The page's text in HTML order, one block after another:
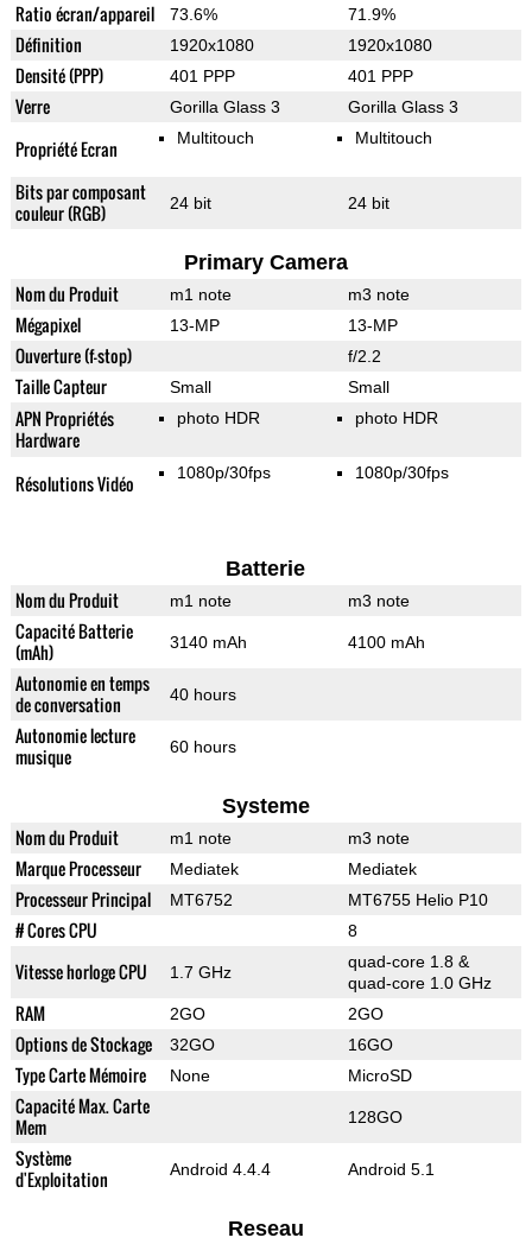
Ratio écran/appareil 73.6% 71.9%
Définition 1920x1080 1920x1080
Densité (PPP) 401 PPP 401 PPP
Verre Gorilla Glass 3 Gorilla Glass 3
Propriété Ecran Multitouch Multitouch
Bits par composant
couleur (RGB)
24 bit 24 bit
Primary Camera
Nom du Produit m1 note m3 note
Mégapixel 13-MP 13-MP
Ouverture (f-stop) f/2.2
Taille Capteur Small Small
APN Propriétés
Hardware
photo HDR photo HDR
Résolutions Vidéo 1080p/30fps 1080p/30fps
Batterie
Nom du Produit m1 note m3 note
Capacité Batterie
(mAh)
3140 mAh 4100 mAh
Autonomie en temps
de conversation
40 hours
Autonomie lecture
musique
60 hours
Systeme
Nom du Produit m1 note m3 note
Marque Processeur Mediatek Mediatek
Processeur Principal MT6752 MT6755 Helio P10
# Cores CPU 8
Vitesse horloge CPU 1.7 GHz
quad-core 1.8 &
quad-core 1.0 GHz
RAM 2GO 2GO
Options de Stockage 32GO 16GO
Type Carte Mémoire None MicroSD
Capacité Max. Carte
Mem
128GO
Système
d'Exploitation
Android 4.4.4 Android 5.1
Reseau